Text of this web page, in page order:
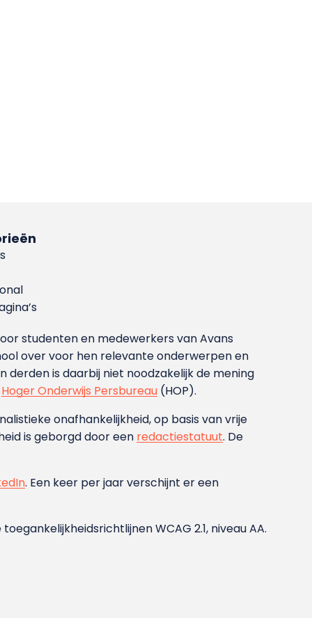
studenten en medewerkers van Avans
over voor hen relevante onderwerpen en
is daarbij niet noodzakelijk de mening
Hoger Onderwijs Persbureau (HOP).
onafhankelijkheid, op basis van vrije
is geborgd door een redactiestatuut. De
. Een keer per jaar verschijnt er een
WCAG 2.1, niveau AA.